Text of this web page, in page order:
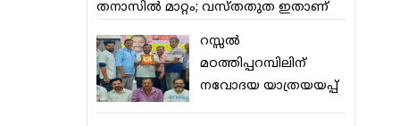
തനാസില്‍ മാറ്റം; വസ്തതുത ഇതാണ്
റസ്സല്‍
മഠത്തിപ്പറമ്പിലിന്
നവോദയ യാത്രയയപ്പ്